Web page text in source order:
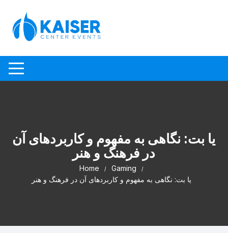
یا بت: نگاهی به مفهوم و کاربردهای آن
در فرهنگ و هنر
Home
Gaming
یا بت: نگاهی به مفهوم و کاربردهای آن در فرهنگ و هنر